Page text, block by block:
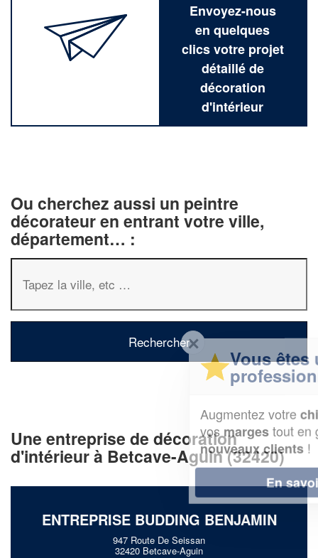
Envoyez-nous
en quelques
clics votre projet
détaillé de
décoration
d'intérieur
Ou cherchez aussi un peintre
décorateur en entrant votre ville,
département… :
Une entreprise de décoration
d'intérieur à Betcave-Aguin (32420)
ENTREPRISE BUDDING BENJAMIN
947 Route De Seissan
32420 Betcave-Aguin
Vous êtes un
professionnel ?
chiffre d'affaireset
vos margestout en gagnant de
nouveaux clients!
En savoir plus